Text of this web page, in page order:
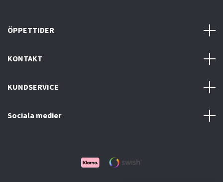
ÖPPETTIDER
KONTAKT
KUNDSERVICE
Sociala medier